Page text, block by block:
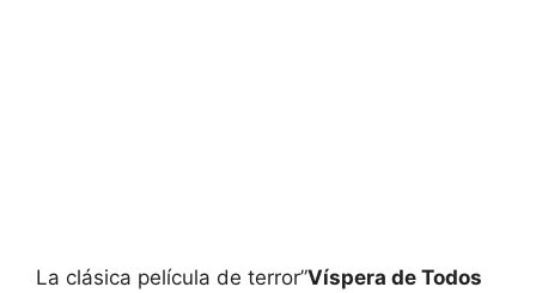
La clásica película de terror”Víspera de Todos